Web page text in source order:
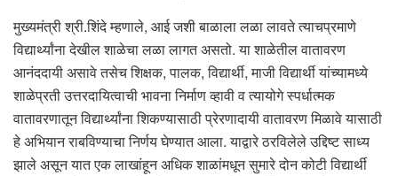
मुख्यमंत्री श्री.शिंदे म्हणाले, आई जशी बाळाला लळा लावते त्याचप्रमाणे
विद्यार्थ्यांना देखील शाळेचा लळा लागत असतो. या शाळेतील वातावरण
आनंददायी असावे तसेच शिक्षक, पालक, विद्यार्थी, माजी विद्यार्थी यांच्यामध्ये
शाळेप्रती उत्तरदायित्वाची भावना निर्माण व्हावी व त्यायोगे स्पर्धात्मक
वातावरणातून विद्यार्थ्यांना शिकण्यासाठी प्रेरणादायी वातावरण मिळावे यासाठी
हे अभियान राबविण्याचा निर्णय घेण्यात आला. याद्वारे ठरविलेले उद्दिष्ट साध्य
झाले असून यात एक लाखांहून अधिक शाळांमधून सुमारे दोन कोटी विद्यार्थी